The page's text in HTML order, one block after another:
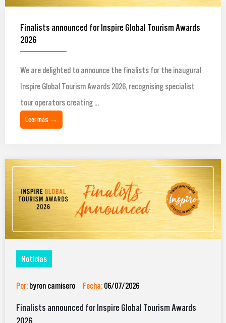
Finalists announced for Inspire Global Tourism Awards
2026
We are delighted to announce the finalists for the inaugural
Inspire Global Tourism Awards 2026, recognising specialist
tour operators creating ...
Leer más →
Noticias
Por: byron camisero Fecha: 06/07/2026
Finalists announced for Inspire Global Tourism Awards
2026